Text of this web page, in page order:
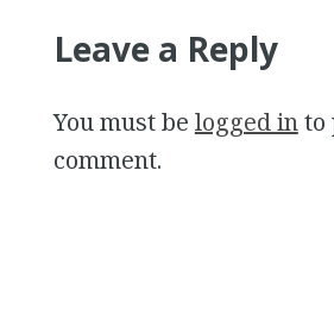
Leave a Reply
You must be logged into
comment.